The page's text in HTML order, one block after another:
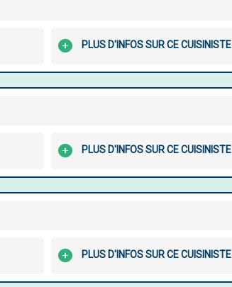
PLUS D'INFOS SUR CE CUISINISTE
PLUS D'INFOS SUR CE CUISINISTE
PLUS D'INFOS SUR CE CUISINISTE